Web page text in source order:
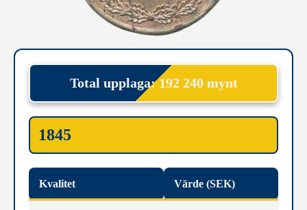
Total upplaga: 192 240 mynt
1845
Kvalitet Värde (SEK)